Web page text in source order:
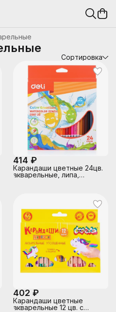
принадлежности
Сортировка
414 ₽
Карандаши цветные 24цв.
акварельные, липа,
402 ₽
Карандаши цветные
акварельные 12 цв. с